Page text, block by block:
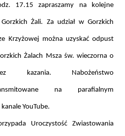
17.15 zapraszamy na kolejne
Gorzkich Żali. Za udział w Gorzkich
Krzyżowej można uzyskać odpust
Żalach Msza św. wieczorna o
kazania. Nabożeństwo
na parafialnym
YouTube.
Uroczystość Zwiastowania